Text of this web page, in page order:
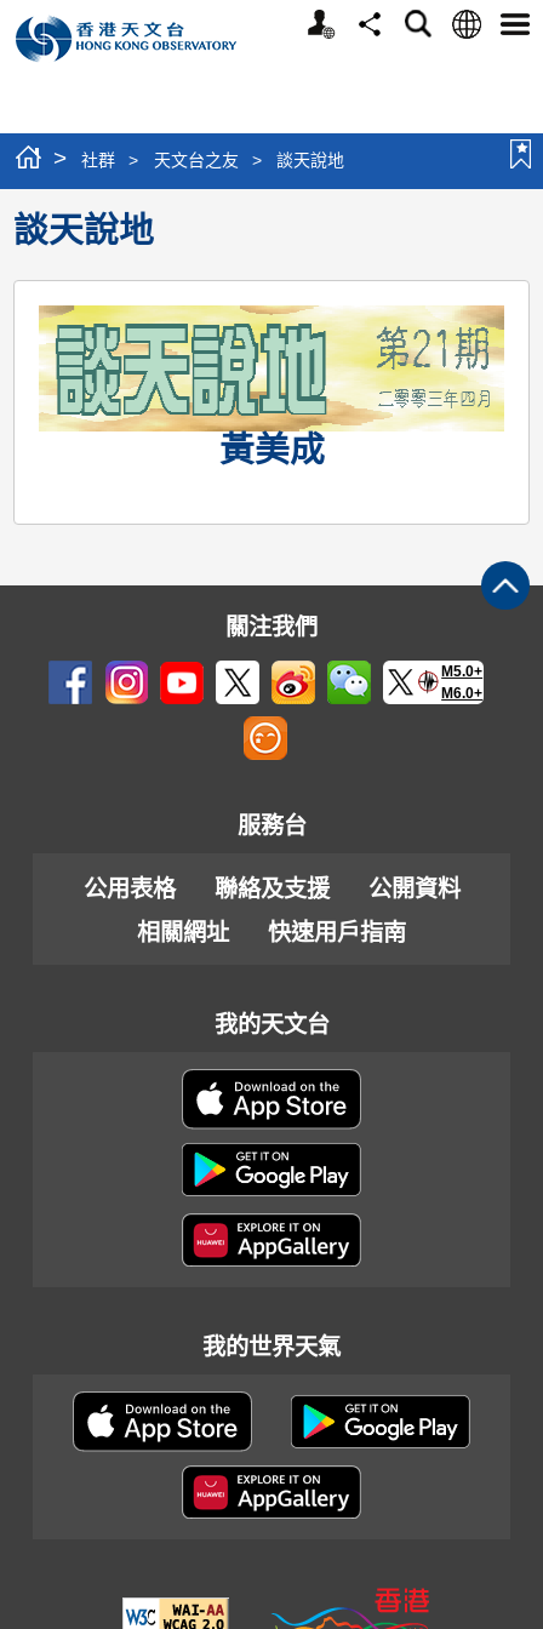
個
分
搜
語
選
> 社群 > 天文台之友 > 談天說地
談天說地
黃美成
關注我們
M5.0+
M6.0+
服務台
公用表格 聯絡及支援
公開資料
相關網址
快速用戶指南
我的天文台
我的世界天氣